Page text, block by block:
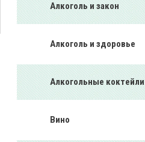
Алкоголь и закон
Алкоголь и здоровье
Алкогольные коктейли
Вино